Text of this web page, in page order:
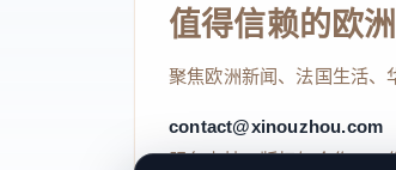
值得信赖的欧
聚焦欧洲新闻、法国生活、
contact@xinouzhou.com
服务支持、版权与合作：工